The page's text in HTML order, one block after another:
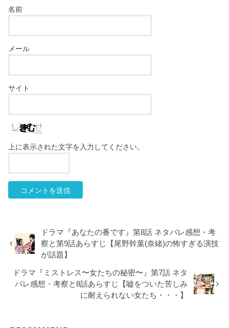
名前
メール
サイト
上に表示された文字を入力してください。
ドラマ『あなたの番です』第8話 ネタバレ感想・考
察と第9話あらすじ【尾野幹葉(奈緒)の怖すぎる演技
が話題】
ドラマ『ミストレス〜女たちの秘密〜』第7話 ネタ
バレ感想・考察と8話あらすじ【嘘をついた苦しみ
に耐えられない女たち・・・】